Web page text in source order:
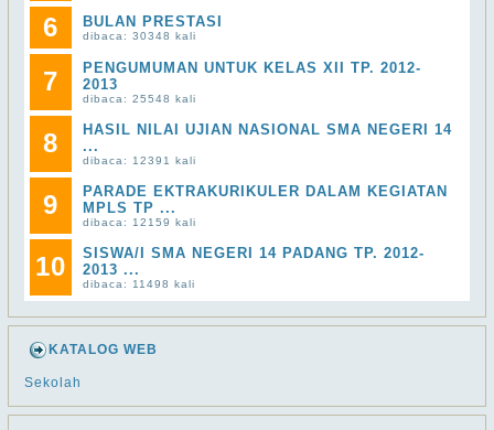
6 BULAN PRESTASI
dibaca: 30348 kali
7
PENGUMUMAN UNTUK KELAS XII TP. 2012-
2013
dibaca: 25548 kali
8
HASIL NILAI UJIAN NASIONAL SMA NEGERI 14
...
dibaca: 12391 kali
9
PARADE EKTRAKURIKULER DALAM KEGIATAN
MPLS TP ...
dibaca: 12159 kali
10
SISWA/I SMA NEGERI 14 PADANG TP. 2012-
2013 ...
dibaca: 11498 kali
KATALOG WEB
Sekolah